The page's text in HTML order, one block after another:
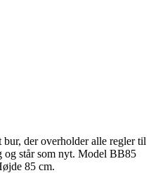
der overholder alle regler til
og står som nyt. Model BB85
85 cm.